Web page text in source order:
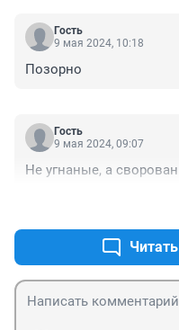
Гость
9 мая 2024, 10:18
Позорно
Гость
9 мая 2024, 09:07
Не угнаные, а